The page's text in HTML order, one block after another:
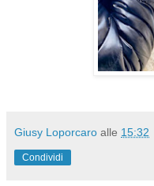
Giusy Loporcaro alle 15:32
Condividi